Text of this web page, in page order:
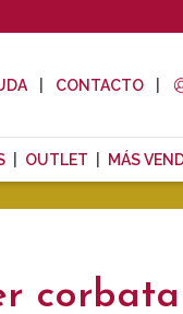
CONTACTO
OUTLET MÁS
corbata